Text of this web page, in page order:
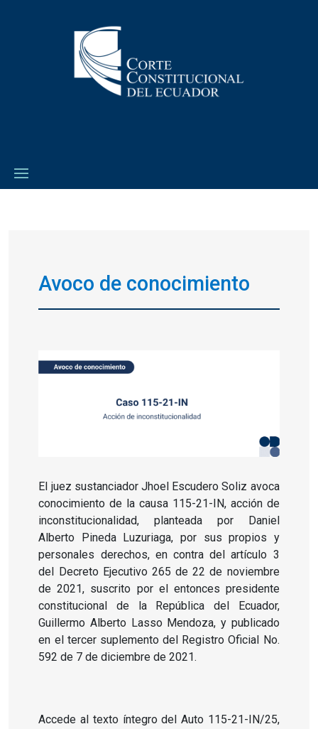
Avoco de conocimiento
El juez sustanciador Jhoel Escudero Soliz avoca
conocimiento de la causa 115-21-IN, acción de
inconstitucionalidad, planteada por Daniel
Alberto Pineda Luzuriaga, por sus propios y
personales derechos, en contra del artículo 3
del Decreto Ejecutivo 265 de 22 de noviembre
de 2021, suscrito por el entonces presidente
constitucional de la República del Ecuador,
Guillermo Alberto Lasso Mendoza, y publicado
en el tercer suplemento del Registro Oficial No.
592 de 7 de diciembre de 2021.
Accede al texto íntegro del Auto 115-21-IN/25,